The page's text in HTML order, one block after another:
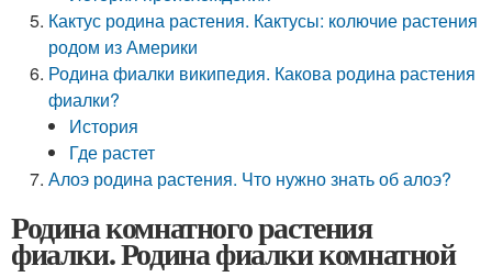
Кактус родина растения. Кактусы: колючие растения
родом из Америки
Родина фиалки википедия. Какова родина растения
фиалки?
История
Где растет
Алоэ родина растения. Что нужно знать об алоэ?
Родина комнатного растения
фиалки. Родина фиалки комнатной